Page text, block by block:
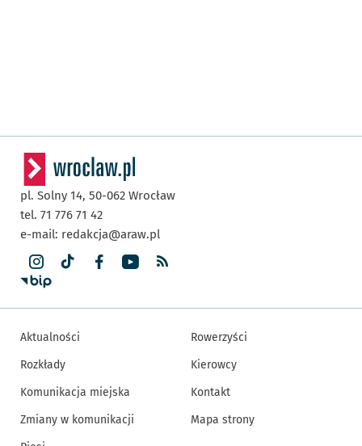
pl. Solny 14, 50-062 Wrocław
tel. 71 776 71 42
e-mail: redakcja@araw.pl
Aktualności
Rozkłady
Komunikacja miejska
Zmiany w komunikacji
Rowerzyści
Kierowcy
Kontakt
Mapa strony